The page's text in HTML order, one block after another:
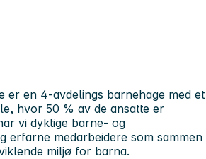
er en 4-avdelings barnehage med et
hvor 50 % av de ansatte er
vi dyktige barne- og
erfarne medarbeidere som sammen
miljø for barna.